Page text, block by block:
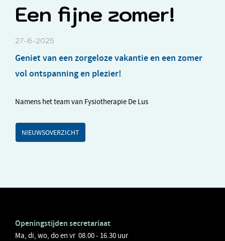
Een fijne zomer!
27-6-2025
Geniet van een zorgeloze vakantie en een zomer
vol ontspanning en plezier!
Namens het team van Fysiotherapie De Lus
NIEUWSOVERZICHT
Openingstijden secretariaat
Ma, di, wo, do en vr 08.00 - 16.30 uur